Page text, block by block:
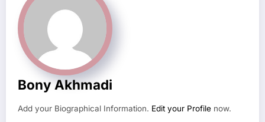
Bony Akhmadi
Add your Biographical Information. Edit your Profile now.